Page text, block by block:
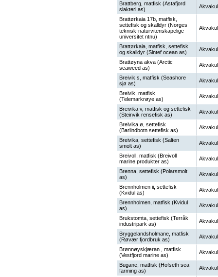
Brattberg, matfisk (Astafjord
slakteri as)
Brattørkaia 17b, matfisk,
settefisk og skalldyr (Norges
teknisk-naturvitenskapelige
universitet ntnu)
Brattørkaia, matfisk, settefisk
og skalldyr (Sintef ocean as)
Brattøyna akva (Arctic
seaweed as)
Breivik s, matfisk (Seashore
sjø as)
Breivik, matfisk
(Telemarkrøye as)
Breivika v, matfisk og settefisk
(Steinvik rensefisk as)
Breivika ø, settefisk
(Barlindbotn settefisk as)
Breivika, settefisk (Salten
smolt as)
Breivoll, matfisk (Breivoll
marine produkter as)
Brenna, settefisk (Polarsmolt
as)
Brennholmen ii, settefisk
(Kvidul as)
Brennholmen, matfisk (Kvidul
as)
Brukstomta, settefisk (Terråk
industripark as)
Bryggelandsholmane, matfisk
(Røvær fjordbruk as)
Brønnøyskjæran , matfisk
(Vestfjord marine as)
Bugane, matfisk (Hofseth sea
farming as)